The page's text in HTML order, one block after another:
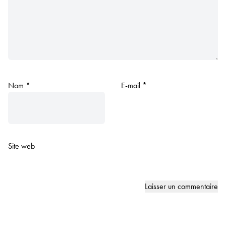
Nom * E-mail *
Site web